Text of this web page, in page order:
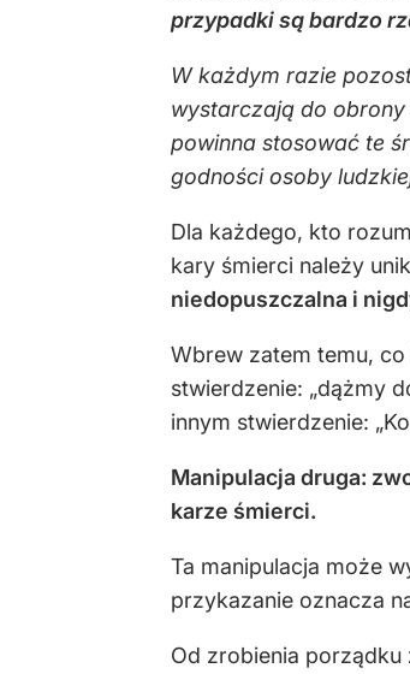
przypadki są bardzo
W każdym razie
wystarczają do
powinna stosować te
godności osoby
Dla każdego, kto
kary śmierci należy
niedopuszczalna i
Wbrew zatem temu,
stwierdzenie: „dążmy
innym stwierdzenie:
Manipulacja druga:
karze śmierci.
Ta manipulacja może
przykazanie oznacza
Od zrobienia porządku